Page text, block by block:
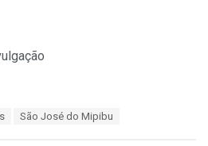
São José do Mipibu